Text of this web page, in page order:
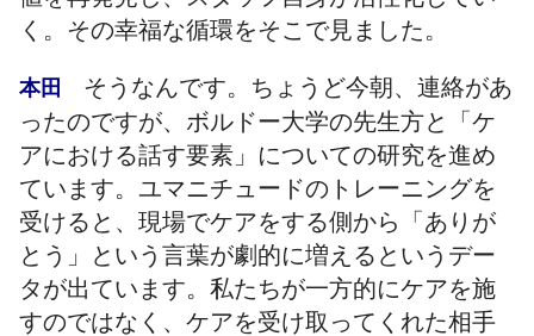
く。その幸福な循環をそこで見ました。
本田 そうなんです。ちょうど今朝、連絡があ
ったのですが、ボルドー大学の先生方と「ケ
アにおける話す要素」についての研究を進め
ています。ユマニチュードのトレーニングを
受けると、現場でケアをする側から「ありが
とう」という言葉が劇的に増えるというデー
タが出ています。私たちが一方的にケアを施
すのではなく、ケアを受け取ってくれた相手